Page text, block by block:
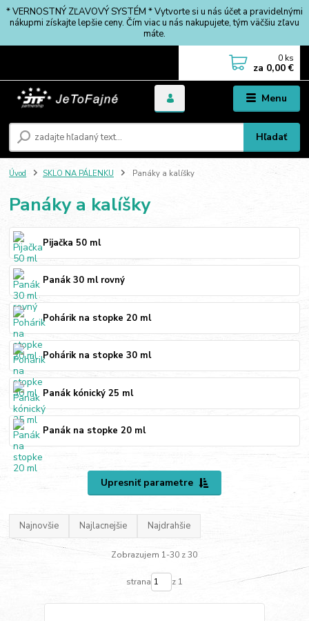
* VERNOSTNÝ ZĽAVOVÝ SYSTÉM * Vytvorte si u nás účet a pravidelnými
nákupmi získajte lepšie ceny. Čím viac u nás nakupujete, tým väčšiu zľavu
máte.
Menu
Hľadať
0 ks
za 0,00 €
Úvod SKLO NA PÁLENKU Panáky a kalíšky
Panáky a kalíšky
Pijačka 50 ml
Panák 30 ml rovný
Pohárik na stopke 20 ml
Pohárik na stopke 30 ml
Panák kónický 25 ml
Panák na stopke 20 ml
Upresniť parametre
Najnovšie Najlacnejšie Najdrahšie
Zobrazujem 1-30 z 30
strana z 1